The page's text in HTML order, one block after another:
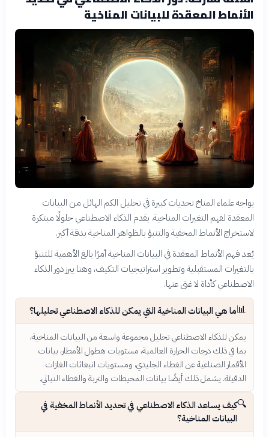
الأنماط المعقدة للبيانات المناخية
يواجه علماء المناخ تحديات كبيرة في تحليل الكم الهائل من البيانات
المعقدة لفهم التغيرات المناخية. يقدم الذكاء الاصطناعي حلولًا مبتكرة
لاستخراج الأنماط المخفية والتنبؤ بالظواهر المناخية بدقة أكبر.
يُعد فهم الأنماط المعقدة في البيانات المناخية أمرًا بالغ الأهمية للتنبؤ
بالتغيرات المستقبلية وتطوير استراتيجيات التكيف، وهنا يبرز دور الذكاء
الاصطناعي كأداة لا غنى عنها.
📊ما هي البيانات المناخية التي يمكن للذكاء الاصطناعي تحليلها؟
يمكن للذكاء الاصطناعي تحليل مجموعة واسعة من البيانات المناخية،
بما في ذلك درجات الحرارة العالمية، مستويات هطول الأمطار، بيانات
الأقمار الصناعية عن الغطاء الجليدي، ومستويات انبعاثات الغازات
الدفيئة. يشمل ذلك أيضًا بيانات المحيطات والتربة والغطاء النباتي.
🔍كيف يساعد الذكاء الاصطناعي في تحديد الأنماط المخفية في
البيانات المناخية؟